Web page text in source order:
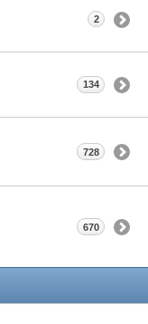
2
134
728
670